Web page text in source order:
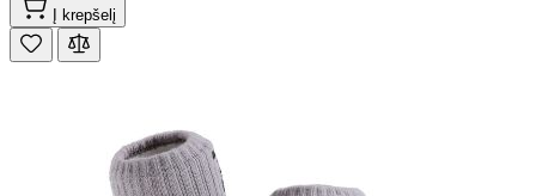
Į krepšelį